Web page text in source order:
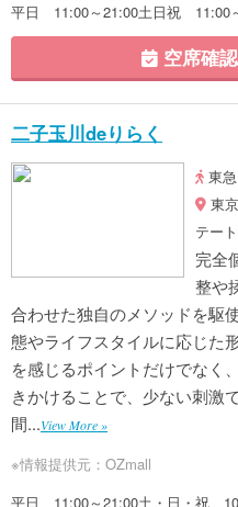
平日 11:00～21:00土日祝 11:00
空席確
二子玉川deりらく
東
東
テー
完全
整や
合わせた独自のメソッドを駆
態やライフスタイルに応じた
を感じるポイントだけでなく
きかけることで、少ない刺激
間...View More »
※情報提供元：OZmall
平日 11:00～21:00土・日・祝